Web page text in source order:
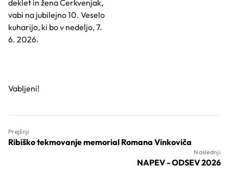
deklet in žena Cerkvenjak,
vabi na jubilejno 10. Veselo
kuharijo, ki bo v nedeljo, 7.
6. 2026.
Vabljeni!
Prejšnji
Ribiško tekmovanje memorial Romana Vinkoviča
Naslednji
NAPEV - ODSEV 2026